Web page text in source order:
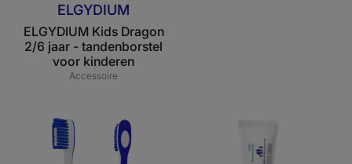
ELGYDIUM
ELGYDIUM Kids Dragon
2/6 jaar - tandenborstel
voor kinderen
Accessoire
ELGYDIUM
Repair
-